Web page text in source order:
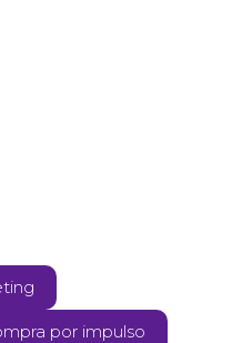
por impulso